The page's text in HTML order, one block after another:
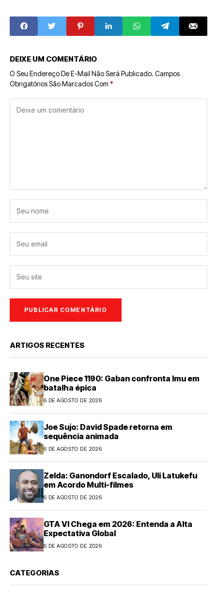
Americana Antes
de Estreia no
Brasil
Assume
DEIXE UM COMENTÁRIO
O Seu Endereço De E-Mail Não Será Publicado. Campos
Obrigatórios São Marcados Com *
ARTIGOS RECENTES
One Piece 1190: Gaban confronta Imu em
batalha épica
6 DE AGOSTO DE 2026
Joe Sujo: David Spade retorna em
sequência animada
6 DE AGOSTO DE 2026
Zelda: Ganondorf Escalado, Uli Latukefu
em Acordo Multi-filmes
6 DE AGOSTO DE 2026
GTA VI Chega em 2026: Entenda a Alta
Expectativa Global
6 DE AGOSTO DE 2026
CATEGORIAS